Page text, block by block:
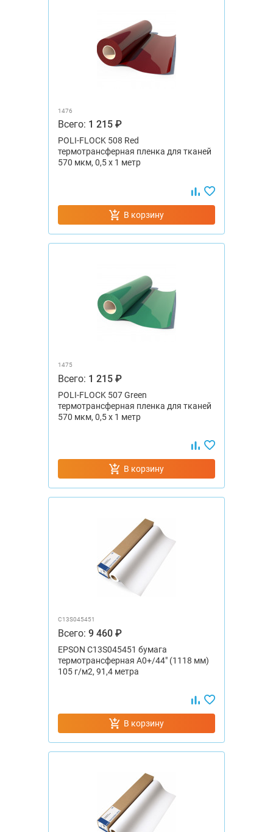
1476
Всего: 1 215 ₽
POLI-FLOCK 508 Red
термотрансферная пленка для тканей
570 мкм, 0,5 x 1 метр
В корзину
1475
Всего: 1 215 ₽
POLI-FLOCK 507 Green
термотрансферная пленка для тканей
570 мкм, 0,5 x 1 метр
В корзину
C13S045451
Всего: 9 460 ₽
EPSON C13S045451 бумага
термотрансферная А0+/44" (1118 мм)
105 г/м2, 91,4 метра
В корзину